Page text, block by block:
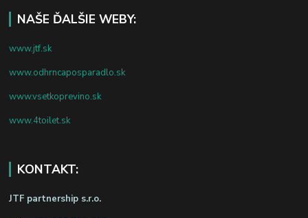
NAŠE ĎALŠIE WEBY:
www.jtf.sk
www.odhrncaposparadlo.sk
www.vsetkoprevino.sk
www.4toilet.sk
KONTAKT:
JTF partnership s.r.o.